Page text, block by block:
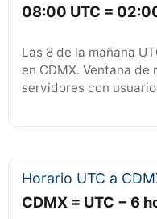
08:00 UTC =
Las 8 de la mañana
en CDMX. Ventana
servidores con
Horario UTC a
CDMX = UTC − 6